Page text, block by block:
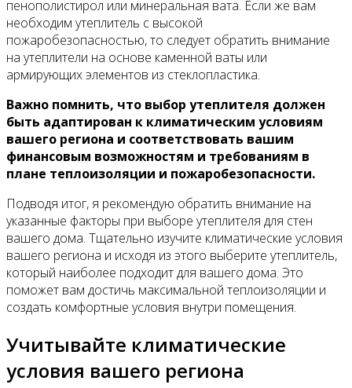
пенополистирол или минеральная вата. Если же вам
необходим утеплитель с высокой
пожаробезопасностью, то следует обратить внимание
на утеплители на основе каменной ваты или
армирующих элементов из стеклопластика.
Важно помнить, что выбор утеплителя должен
быть адаптирован к климатическим условиям
вашего региона и соответствовать вашим
финансовым возможностям и требованиям в
плане теплоизоляции и пожаробезопасности.
Подводя итог, я рекомендую обратить внимание на
указанные факторы при выборе утеплителя для стен
вашего дома. Тщательно изучите климатические условия
вашего региона и исходя из этого выберите утеплитель,
который наиболее подходит для вашего дома. Это
поможет вам достичь максимальной теплоизоляции и
создать комфортные условия внутри помещения.
Учитывайте климатические
условия вашего региона